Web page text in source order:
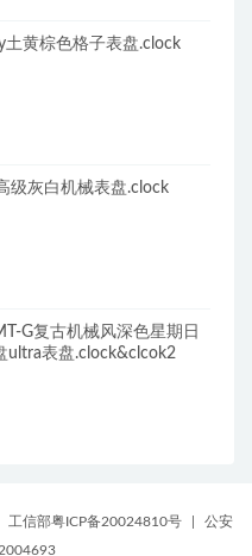
土黄棕色格子表盘.clock
级灰白机械表盘.clock
G复古机械风深色星期日
ultra表盘.clock&clcok2
工信部粤ICP备20024810号
公安